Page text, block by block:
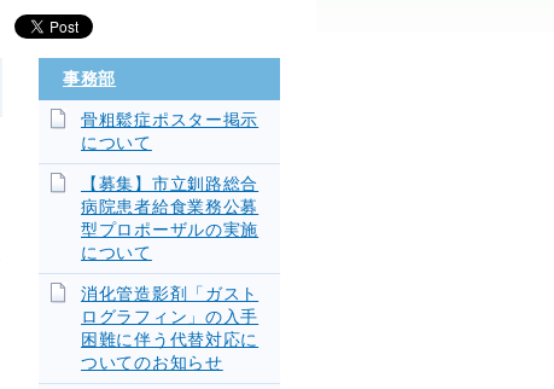
事務部
骨粗鬆症ポスター掲示
について
【募集】市立釧路総合
病院患者給食業務公募
型プロポーザルの実施
について
消化管造影剤「ガスト
ログラフィン」の入手
困難に伴う代替対応に
ついてのお知らせ